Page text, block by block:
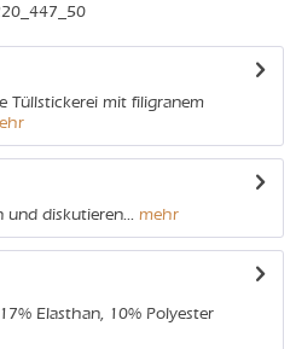
Tüllstickerei mit filigranem
und diskutieren... mehr
Elasthan, 10% Polyester